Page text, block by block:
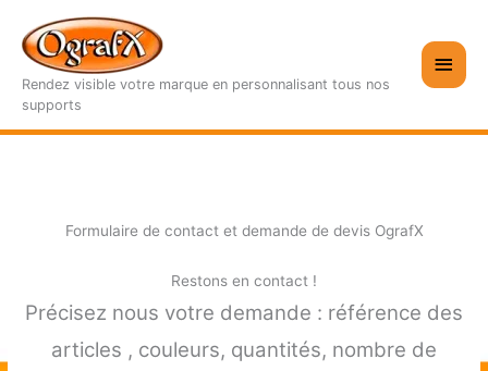
contenu
Rendez visible votre marque en personnalisant tous nos
supports
Formulaire de contact et demande de devis OgrafX
Restons en contact !
Précisez nous votre demande : référence des
articles , couleurs, quantités, nombre de